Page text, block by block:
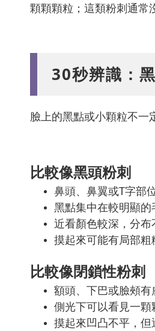
顆顆顆粒；這類粉刺通常
30秒辨識：
臉上的黑點或小顆粒不一
比較像黑頭粉刺
鼻頭、鼻翼或T字部
黑點集中在較明顯的
近看顏色較深，分布
摸起來可能有局部粗
比較像閉鎖性粉刺
額頭、下巴或臉頰有
側光下可以看見一顆
摸起來凹凸不平，但